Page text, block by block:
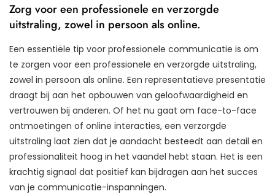
Zorg voor een professionele en verzorgde
uitstraling, zowel in persoon als online.
Een essentiële tip voor professionele communicatie is om
te zorgen voor een professionele en verzorgde uitstraling,
zowel in persoon als online. Een representatieve presentatie
draagt bij aan het opbouwen van geloofwaardigheid en
vertrouwen bij anderen. Of het nu gaat om face-to-face
ontmoetingen of online interacties, een verzorgde
uitstraling laat zien dat je aandacht besteedt aan detail en
professionaliteit hoog in het vaandel hebt staan. Het is een
krachtig signaal dat positief kan bijdragen aan het succes
van je communicatie-inspanningen.